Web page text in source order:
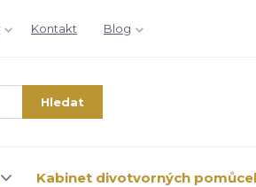
Kontakt Blog
Hledat
Kabinet divotvorných